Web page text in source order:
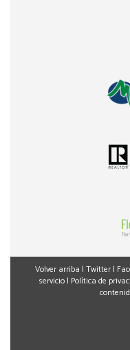
Volver arriba | Twitter|
servicio| Política de